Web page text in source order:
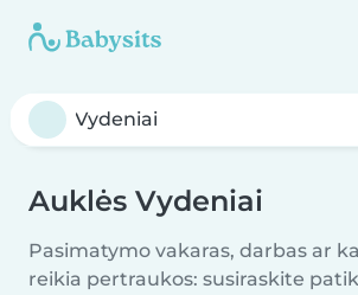
Auklės Vydeniai
Pasimatymo vakaras, darbas ar
reikia pertraukos: susiraskite